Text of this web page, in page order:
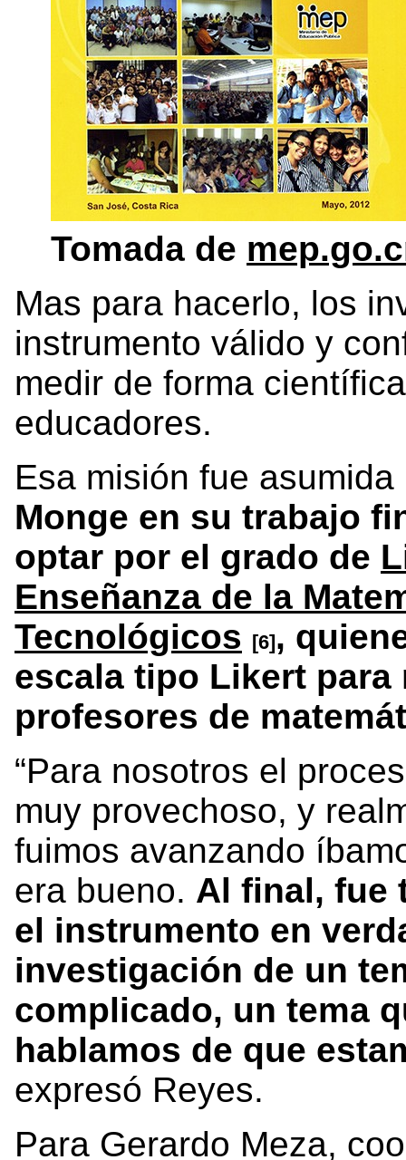
Tomada de
Mas para hacerlo, los
instrumento válido y
medir de forma
educadores.
Esa misión fue
Monge en su trabajo
optar por el grado de
Enseñanza de la
Tecnológicos [6],
escala tipo Likert
profesores de
“Para nosotros el
muy provechoso, y
fuimos avanzando
era bueno. Al final, fue
el instrumento en
investigación de un
complicado, un tema
hablamos de que
expresó Reyes.
Para Gerardo Meza,